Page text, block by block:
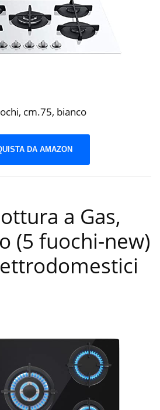
cm.75, bianco
DA AMAZON
a Gas,
(5 fuochi-new)